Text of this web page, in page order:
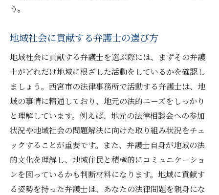
う。
地域社会に貢献する弁護士の選び方
地域社会に貢献する弁護士を選ぶ際には、まずその弁護
士がどれだけ地域に根ざした活動をしているかを確認し
ましょう。西宮市の法律事務所で活動する弁護士は、地
域の事情に精通しており、地元の法的ニーズをしっかり
と理解しています。例えば、地元の法律相談会への参加
状況や地域社会の問題解決に向けた取り組み状況をチェ
ックすることが重要です。また、弁護士自身が地域の法
的文化を理解し、地域住民と積極的にコミュニケーショ
ンを図っているかも判断材料になります。地域に貢献す
る姿勢を持った弁護士は、あなたの法律問題を親身にな